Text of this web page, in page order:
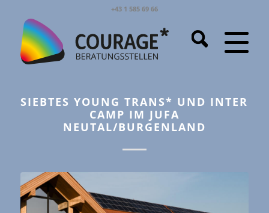
+43 1 585 69 66
SIEBTES YOUNG TRANS* UND INTER
CAMP IM JUFA
NEUTAL/BURGENLAND